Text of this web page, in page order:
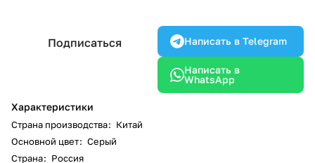
Подписаться
Характеристики
Страна производства: Китай
Основной цвет: Серый
Страна: Россия
Написать в Telegram
Написать в
WhatsApp